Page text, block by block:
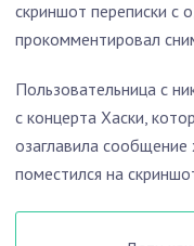
скриншот переписки с
прокомментировал
Пользовательница с
с концерта Хаски,
озаглавила
поместился на